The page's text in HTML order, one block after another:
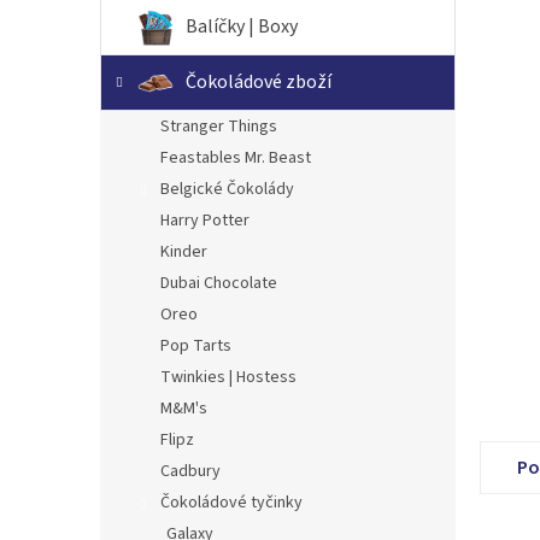
Balíčky | Boxy
Čokoládové zboží
Stranger Things
Feastables Mr. Beast
Belgické Čokolády
Harry Potter
Kinder
Dubai Chocolate
Oreo
Pop Tarts
Twinkies | Hostess
M&M's
Flipz
Cadbury
Čokoládové tyčinky
Galaxy